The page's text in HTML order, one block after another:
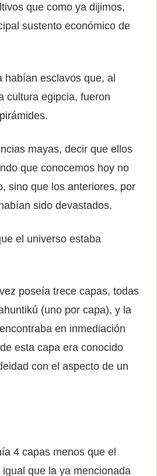
que como ya dijimos,
sustento económico de
habían esclavos que, al
cultura egipcia, fueron
mayas, decir que ellos
que conocemos hoy no
sino que los anteriores, por
sido devastados.
el universo estaba
poseía trece capas, todas
(uno por capa), y la
en inmediación
esta capa era conocido
con el aspecto de un
4 capas menos que el
que la ya mencionada